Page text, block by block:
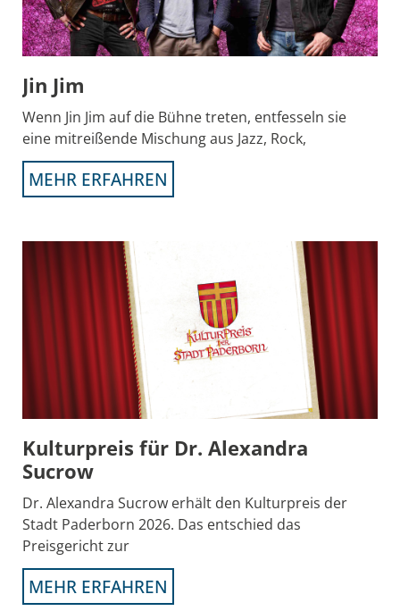
Jin Jim
Wenn Jin Jim auf die Bühne treten, entfesseln sie
eine mitreißende Mischung aus Jazz, Rock,
MEHR ERFAHREN
Kulturpreis für Dr. Alexandra
Sucrow
Dr. Alexandra Sucrow erhält den Kulturpreis der
Stadt Paderborn 2026. Das entschied das
Preisgericht zur
MEHR ERFAHREN